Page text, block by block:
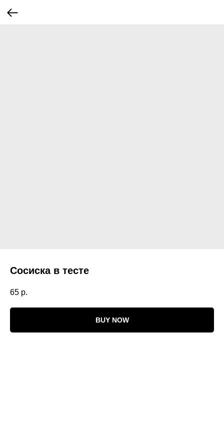
Сосиска в тесте
65 р.
BUY NOW